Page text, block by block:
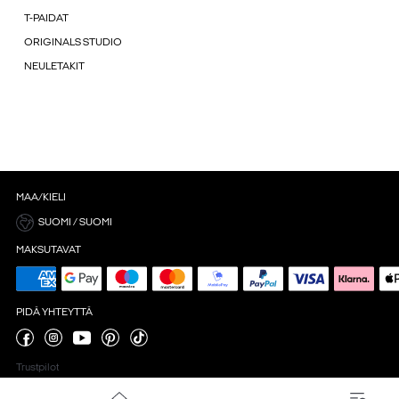
T-PAIDAT
ORIGINALS STUDIO
NEULETAKIT
MAA/KIELI
SUOMI / SUOMI
MAKSUTAVAT
PIDÄ YHTEYTTÄ
Trustpilot